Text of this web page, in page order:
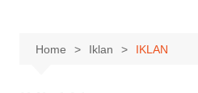
Home Iklan IKLAN